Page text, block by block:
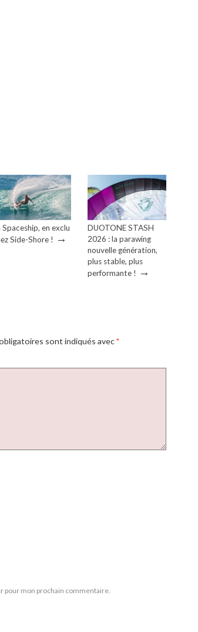
Spaceship, en exclu
Side-Shore ! →
DUOTONE STASH
2026 : la parawing
nouvelle génération,
plus stable, plus
performante ! →
sont indiqués avec*
pour mon prochain commentaire.